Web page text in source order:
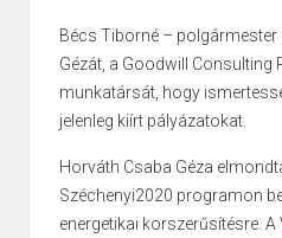
Bécs Tiborné – polgármester
Gézát, a Goodwill Consulting
munkatársát, hogy
jelenleg kiírt pályázatokat.
Horváth Csaba Géza
Széchenyi2020 programon
energetikai korszerűsítésre. A